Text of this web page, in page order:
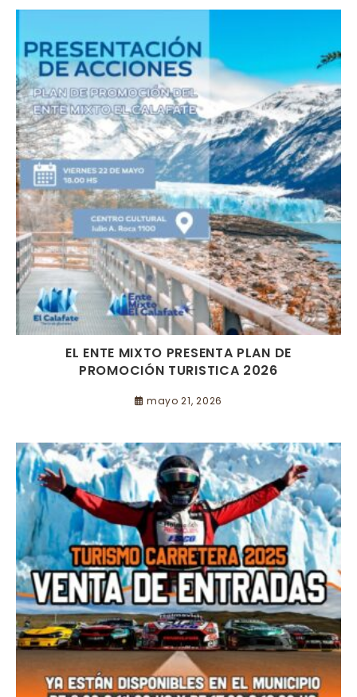
EL ENTE MIXTO PRESENTA PLAN DE
PROMOCIÓN TURISTICA 2026
mayo 21, 2026